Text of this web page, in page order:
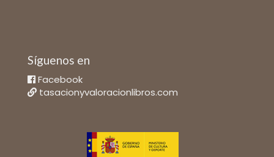
Síguenos en
Facebook
tasacionyvaloracionlibros.com